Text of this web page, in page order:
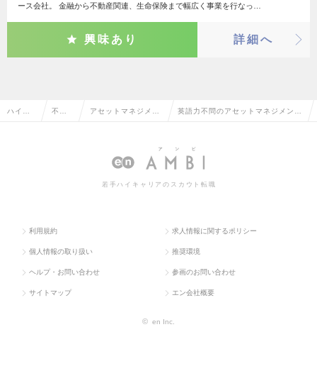
ース会社。 金融から不動産関連、生命保険まで幅広く事業を行なっ…
興味あり 詳細へ
ハイク 不動 アセットマネジメン
ド・PE投資
英語力不問のアセットマネジメン
職・求人情報一覧
若手ハイキャリアのスカウト転職
利用規約 求人情報に関するポリシー
個人情報の取り扱い 推奨環境
ヘルプ・お問い合わせ 参画のお問い合わせ
サイトマップ エン会社概要
© en Inc.